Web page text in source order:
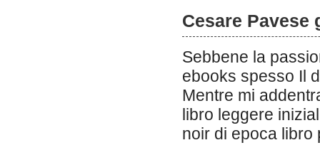
Cesare Pavese
Sebbene la
ebooks spesso Il
Mentre mi
libro leggere
noir di epoca libro